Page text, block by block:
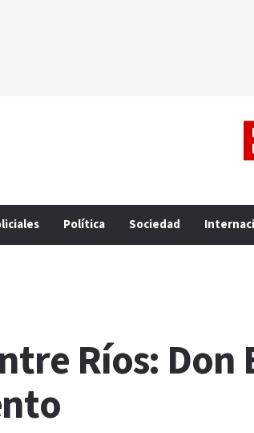
Política Sociedad
Ríos: